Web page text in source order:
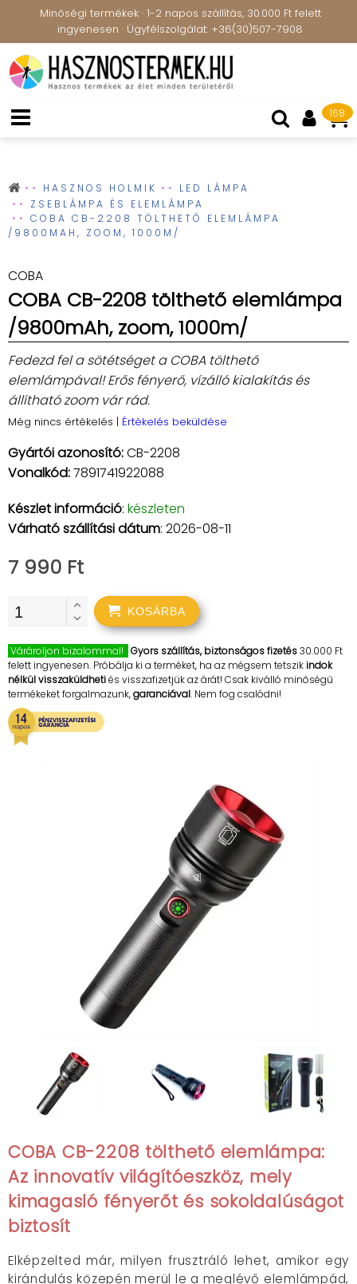
Minőségi termékek · 1-2 napos szállítás, 30.000 Ft felett
ingyenesen · Ügyfélszolgálat: +36(30)507-7908
168
HASZNOS HOLMIK
LED LÁMPA
ZSEBLÁMPA ÉS ELEMLÁMPA
COBA CB-2208 TÖLTHETŐ ELEMLÁMPA
/9800MAH, ZOOM, 1000M/
COBA
COBA CB-2208 tölthető elemlámpa
/9800mAh, zoom, 1000m/
Fedezd fel a sötétséget a COBA tölthető
elemlámpával! Erős fényerő, vízálló kialakítás és
állítható zoom vár rád.
Még nincs értékelés | Értékelés beküldése
Gyártói azonosító:CB-2208
Vonalkód:7891741922088
Készlet információ: készleten
Várható szállítási dátum: 2026-08-11
7 990 Ft
KOSÁRBA
Várároljon bizalommal! Gyors szállítás, biztonságos fizetés30.000 Ft
felett ingyenesen. Próbálja ki a terméket, ha az mégsem tetszikindok
nélkül visszaküldhetiés visszafizetjük az árát! Csak kiválló minőségű
termékeket forgalmazunk,garanciával. Nem fog csalódni!
COBA CB-2208 tölthető elemlámpa:
Az innovatív világítóeszköz, mely
kimagasló fényerőt és sokoldalúságot
biztosít
Elképzelted már, milyen frusztráló lehet, amikor egy
kirándulás közepén merül le a meglévő elemlámpád,